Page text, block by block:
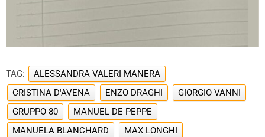
TAG:
ALESSANDRA VALERI MANERA
CRISTINA D'AVENA
ENZO DRAGHI
GIORGIO VANNI
GRUPPO 80
MANUEL DE PEPPE
MANUELA BLANCHARD
MAX LONGHI